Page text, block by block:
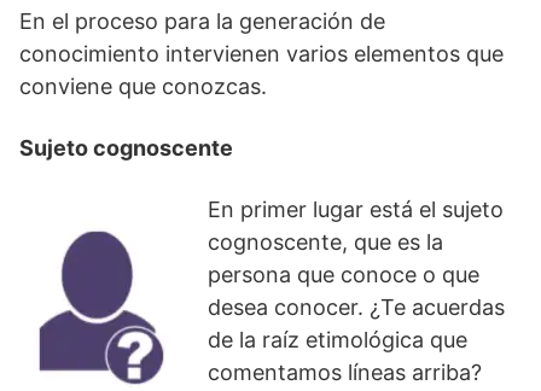
En el proceso para la generación de
conocimiento intervienen varios elementos que
conviene que conozcas.
Sujeto cognoscente
En primer lugar está el sujeto
cognoscente, que es la
persona que conoce o que
desea conocer. ¿Te acuerdas
de la raíz etimológica que
comentamos líneas arriba?